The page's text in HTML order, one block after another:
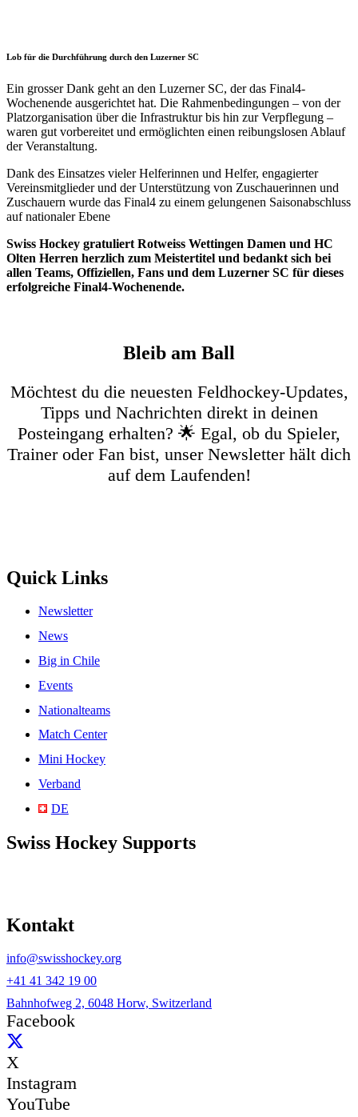
Lob für die Durchführung durch den Luzerner SC
Ein grosser Dank geht an den Luzerner SC, der das Final4-
Wochenende ausgerichtet hat. Die Rahmenbedingungen – von der
Platzorganisation über die Infrastruktur bis hin zur Verpflegung –
waren gut vorbereitet und ermöglichten einen reibungslosen Ablauf
der Veranstaltung.
Dank des Einsatzes vieler Helferinnen und Helfer, engagierter
Vereinsmitglieder und der Unterstützung von Zuschauerinnen und
Zuschauern wurde das Final4 zu einem gelungenen Saisonabschluss
auf nationaler Ebene
Swiss Hockey gratuliert Rotweiss Wettingen Damen und HC
Olten Herren herzlich zum Meistertitel und bedankt sich bei
allen Teams, Offiziellen, Fans und dem Luzerner SC für dieses
erfolgreiche Final4-Wochenende.
Bleib am Ball
Möchtest du die neuesten Feldhockey-Updates,
Tipps und Nachrichten direkt in deinen
Posteingang erhalten? 🌟 Egal, ob du Spieler,
Trainer oder Fan bist, unser Newsletter hält dich
auf dem Laufenden!
Quick Links
Newsletter
News
Big in Chile
Events
Nationalteams
Match Center
Mini Hockey
Verband
DE
Swiss Hockey Supports
Kontakt
info@swisshockey.org
+41 41 342 19 00
Bahnhofweg 2, 6048 Horw, Switzerland
Facebook
X
Instagram
YouTube